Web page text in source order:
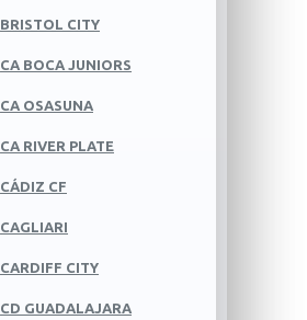
BRISTOL CITY
CA BOCA JUNIORS
CA OSASUNA
CA RIVER PLATE
CÁDIZ CF
CAGLIARI
CARDIFF CITY
CD GUADALAJARA